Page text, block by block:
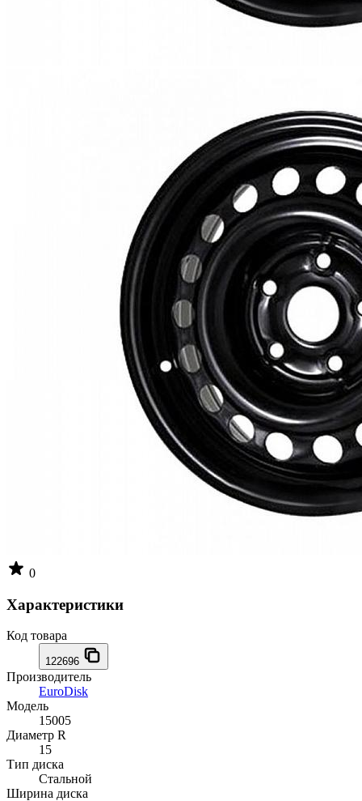
0
Характеристики
Код товара
122696
Производитель
EuroDisk
Модель
15005
Диаметр R
15
Тип диска
Стальной
Ширина диска